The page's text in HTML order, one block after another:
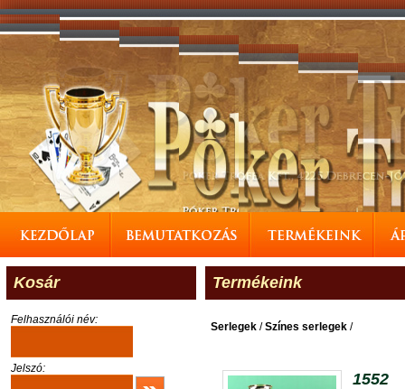
Kosár
Felhasználói név:
Jelszó:
Termékeink
Serlegek /Színes serlegek /
1552